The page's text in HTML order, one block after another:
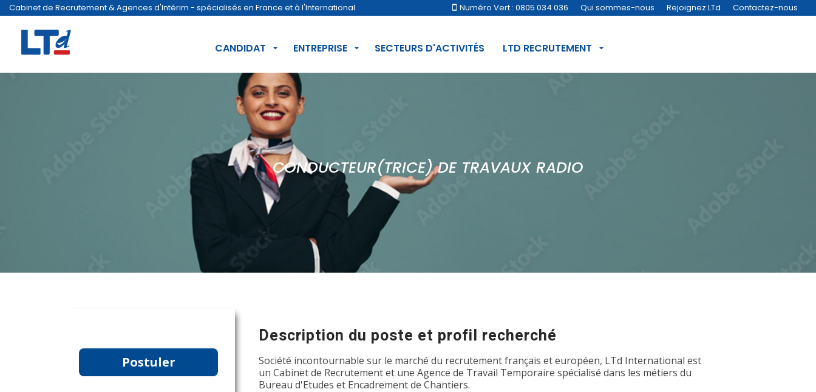
Cabinet de Recrutement & Agences d'Intérim - spécialisés en France et à l'International Numéro Vert : 0805 034 036 Qui sommes-nous Rejoignez LTd Contactez-nous
CANDIDAT ENTREPRISE SECTEURS D'ACTIVITÉS LTD RECRUTEMENT
CONDUCTEUR(TRICE) DE TRAVAUX RADIO
Postuler
Description du poste et profil recherché
Société incontournable sur le marché du recrutement français et européen, LTd International est
un Cabinet de Recrutement et une Agence de Travail Temporaire spécialisé dans les métiers du
Bureau d'Etudes et Encadrement de Chantiers.